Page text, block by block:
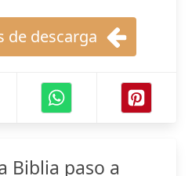
de descarga
Biblia paso a